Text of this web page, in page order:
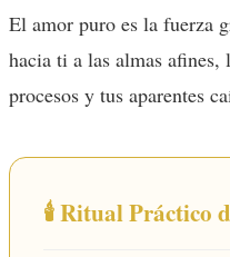
El amor puro es la fuerza
hacia ti a las almas
procesos y tus aparentes
🕯️ Ritual Práctico